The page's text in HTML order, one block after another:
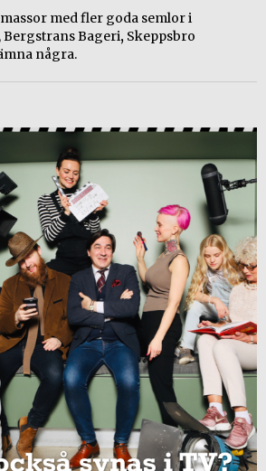
med fler goda semlor i
Bergstrans Bageri, Skeppsbro
några.